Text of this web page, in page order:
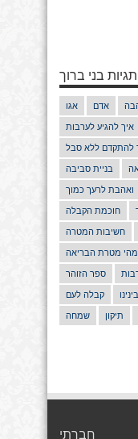
תגיות בני ברוך
אגו אדם
איך להגיע לערבות
להתקדם ללא סבל
בניית סביבה
ואהבת לרעך כמוך
חוכמת הקבלה
חשיבות המטרה
מהי מטרת הבריאה
ספר הזוהר
קבלה לעם
שמחה תיקון
חברתי